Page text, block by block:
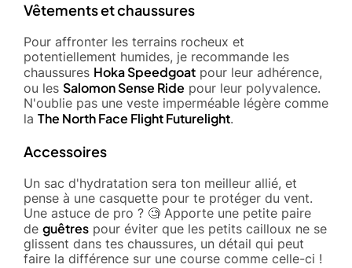
Vêtements et chaussures
Pour affronter les terrains rocheux et
potentiellement humides, je recommande les
chaussures Hoka Speedgoat pour leur adhérence,
ou les Salomon Sense Ride pour leur polyvalence.
N'oublie pas une veste imperméable légère comme
la The North Face Flight Futurelight.
Accessoires
Un sac d'hydratation sera ton meilleur allié, et
pense à une casquette pour te protéger du vent.
Une astuce de pro ? 🧐 Apporte une petite paire
de guêtres pour éviter que les petits cailloux ne se
glissent dans tes chaussures, un détail qui peut
faire la différence sur une course comme celle-ci !